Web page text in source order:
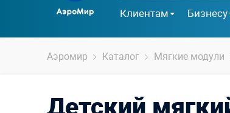
Клиентам Бизнесу
Аэромир Каталог Мягкие модули
Детский